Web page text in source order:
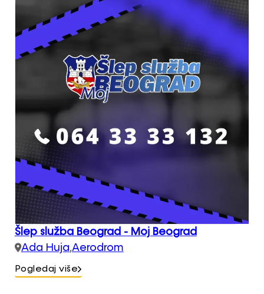
Šlep služba Beograd - Moj Beograd
Ada Huja,Aerodrom
Pogledaj više